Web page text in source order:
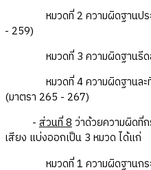
หมวดที่ 2 ความผิดฐานประทุ
- 259)
หมวดที่ 3 ความผิดฐานรีดลู
หมวดที่ 4 ความผิดฐานละทิ้ง
(มาตรา 265 - 267)
-ส่วนที่ 8ว่าด้วยความผิดที่ก
เสียง แบ่งออกเป็น 3 หมวด ได้แก่
หมวดที่ 1 ความผิดฐานกระท